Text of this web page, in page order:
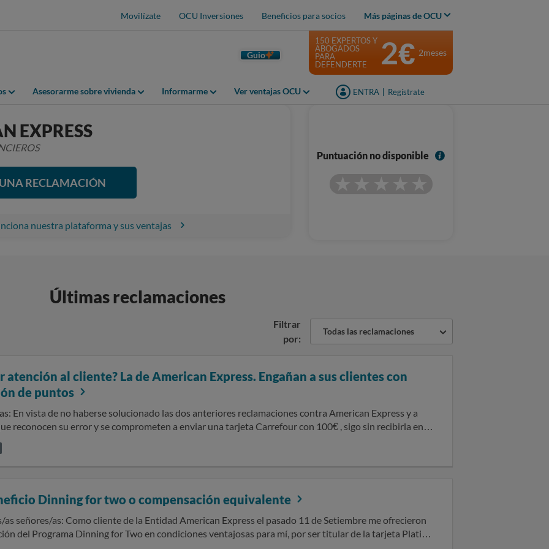
Movilízate OCU Inversiones Beneficios para socios Más páginas de OCU
Guio
Asesorarme sobre vivienda Informarme Ver ventajas OCU ENTRA Regístrate
150 EXPERTOS Y
ABOGADOS
PARA
DEFENDERTE
2€ 2meses
EXPRESS
RECLAMACIÓN
nuestra plataforma y sus ventajas
Puntuación no disponible
I
Últimas reclamaciones
Filtrar
por:
Todas las reclamaciones
atención al cliente? La de American Express. Engañan a sus clientes con
de puntos
Express y a
reconocen su error y se comprometen a enviar una tarjeta Carrefour con 100€ , sigo sin recibirla en
es una actualización de la reclamación presentada el 11 de septiembre de
después de 7 años como titular de la tarjeta American Express Gold,
Gracias por contactarnos nuevamente en relación con su
que nos ha hecho llegar a través de la OCU con fecha 11 de septiembre de 2025 en la que usted
Dinning for two o compensación equivalente
American Express el pasado 11 de Setiembre me ofrecieron
del Programa Dinning for Two en condiciones ventajosas para mí, por ser titular de la tarjeta Platino